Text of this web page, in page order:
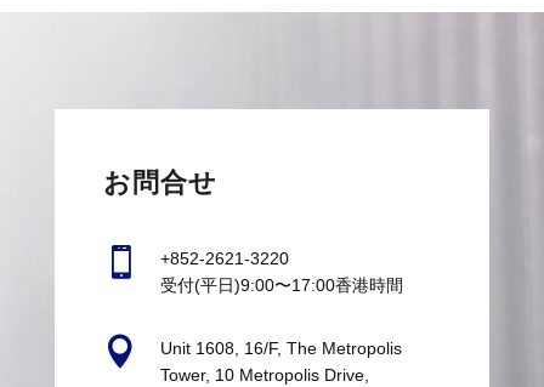
お問合せ

+852-2621-3220
受付(平日)9:00〜17:00香港時間

Unit 1608, 16/F, The Metropolis
Tower, 10 Metropolis Drive,